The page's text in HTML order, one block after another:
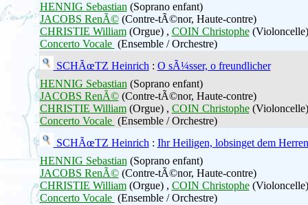
HENNIG Sebastian(Soprano enfant)
JACOBS RenÃ©(Contre-tÃ©nor, Haute-contre)
CHRISTIE William(Orgue) , COIN Christophe
Concerto Vocale (Ensemble / Orchestre)
SCHÃœTZ Heinrich: O sÃ¼sser, o freundlicher
HENNIG Sebastian(Soprano enfant)
JACOBS RenÃ©(Contre-tÃ©nor, Haute-contre)
CHRISTIE William(Orgue) , COIN Christophe
Concerto Vocale (Ensemble / Orchestre)
SCHÃœTZ Heinrich: Ihr Heiligen, lobsinget dem Herren
HENNIG Sebastian(Soprano enfant)
JACOBS RenÃ©(Contre-tÃ©nor, Haute-contre)
CHRISTIE William(Orgue) , COIN Christophe
Concerto Vocale (Ensemble / Orchestre)